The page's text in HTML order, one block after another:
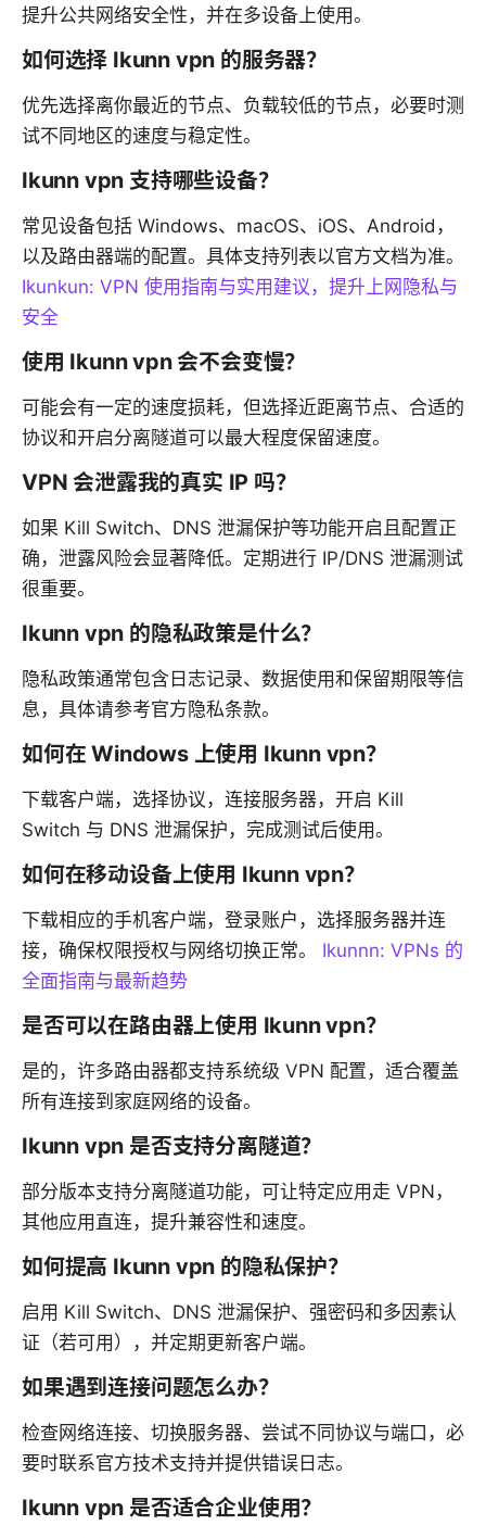
提升公共网络安全性，并在多设备上使用。
如何选择 Ikunn vpn 的服务器？
优先选择离你最近的节点、负载较低的节点，必要时测
试不同地区的速度与稳定性。
Ikunn vpn 支持哪些设备？
常见设备包括 Windows、macOS、iOS、Android，
以及路由器端的配置。具体支持列表以官方文档为准。
Ikunkun: VPN 使用指南与实用建议，提升上网隐私与
安全
使用 Ikunn vpn 会不会变慢？
可能会有一定的速度损耗，但选择近距离节点、合适的
协议和开启分离隧道可以最大程度保留速度。
VPN 会泄露我的真实 IP 吗？
如果 Kill Switch、DNS 泄漏保护等功能开启且配置正
确，泄露风险会显著降低。定期进行 IP/DNS 泄漏测试
很重要。
Ikunn vpn 的隐私政策是什么？
隐私政策通常包含日志记录、数据使用和保留期限等信
息，具体请参考官方隐私条款。
如何在 Windows 上使用 Ikunn vpn？
下载客户端，选择协议，连接服务器，开启 Kill
Switch 与 DNS 泄漏保护，完成测试后使用。
如何在移动设备上使用 Ikunn vpn？
下载相应的手机客户端，登录账户，选择服务器并连
接，确保权限授权与网络切换正常。 Ikunnn: VPNs 的
全面指南与最新趋势
是否可以在路由器上使用 Ikunn vpn？
是的，许多路由器都支持系统级 VPN 配置，适合覆盖
所有连接到家庭网络的设备。
Ikunn vpn 是否支持分离隧道？
部分版本支持分离隧道功能，可让特定应用走 VPN，
其他应用直连，提升兼容性和速度。
如何提高 Ikunn vpn 的隐私保护？
启用 Kill Switch、DNS 泄漏保护、强密码和多因素认
证（若可用），并定期更新客户端。
如果遇到连接问题怎么办？
检查网络连接、切换服务器、尝试不同协议与端口，必
要时联系官方技术支持并提供错误日志。
Ikunn vpn 是否适合企业使用？